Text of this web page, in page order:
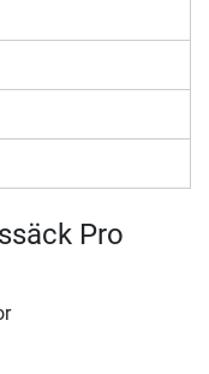
Pro